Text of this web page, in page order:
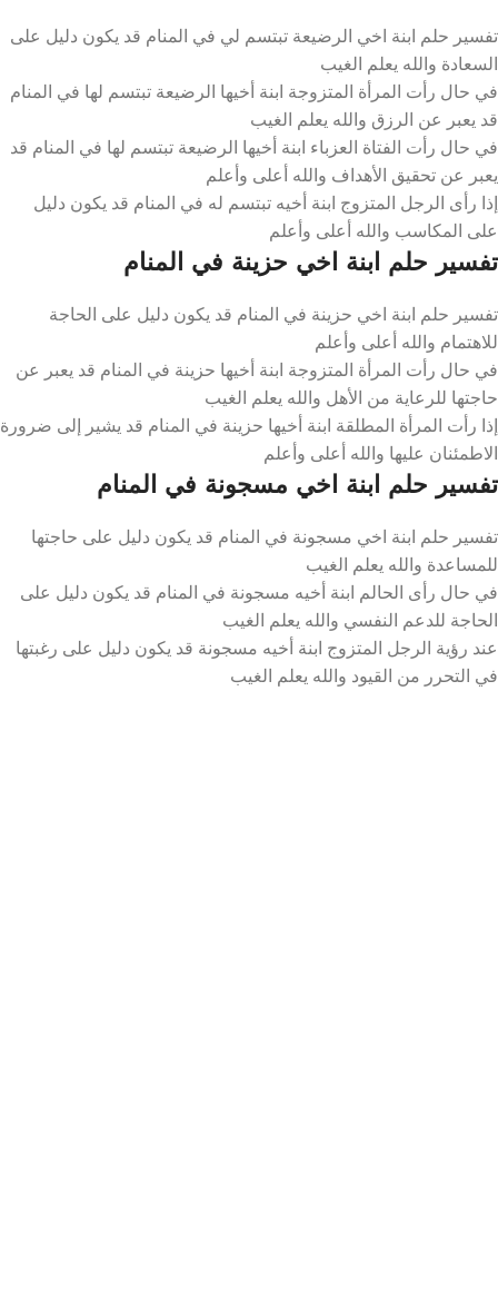
تفسير حلم ابنة اخي الرضيعة تبتسم لي في المنام قد يكون دليل على
السعادة والله يعلم الغيب
في حال رأت المرأة المتزوجة ابنة أخيها الرضيعة تبتسم لها في المنام
قد يعبر عن الرزق والله يعلم الغيب
في حال رأت الفتاة العزباء ابنة أخيها الرضيعة تبتسم لها في المنام قد
يعبر عن تحقيق الأهداف والله أعلى وأعلم
إذا رأى الرجل المتزوج ابنة أخيه تبتسم له في المنام قد يكون دليل
على المكاسب والله أعلى وأعلم
تفسير حلم ابنة اخي حزينة في المنام
تفسير حلم ابنة اخي حزينة في المنام قد يكون دليل على الحاجة
للاهتمام والله أعلى وأعلم
في حال رأت المرأة المتزوجة ابنة أخيها حزينة في المنام قد يعبر عن
حاجتها للرعاية من الأهل والله يعلم الغيب
إذا رأت المرأة المطلقة ابنة أخيها حزينة في المنام قد يشير إلى ضرورة
الاطمئنان عليها والله أعلى وأعلم
تفسير حلم ابنة اخي مسجونة في المنام
تفسير حلم ابنة اخي مسجونة في المنام قد يكون دليل على حاجتها
للمساعدة والله يعلم الغيب
في حال رأى الحالم ابنة أخيه مسجونة في المنام قد يكون دليل على
الحاجة للدعم النفسي والله يعلم الغيب
عند رؤية الرجل المتزوج ابنة أخيه مسجونة قد يكون دليل على رغبتها
في التحرر من القيود والله يعلم الغيب